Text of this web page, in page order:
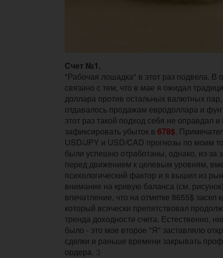
Счет №1.
"Рабочая лошадка" в этот раз подвела. В
связано с тем, что в мае я ожидал
доллара против остальных валютных
отдавалось продажам евродоллара и
этот раз такой подход себя не оправдал
зафиксировать убыток в 678$.
USD/JPY и USD/CAD прогнозы по моим
были успешно отработаны, однако, из-за
перед движением к целевым уровням,
психологический фактор и я вышел из
внимание на кривую баланса (см.
впечатление, что на отметке 8655$ засел
который всячески препятствовал
тренда доходности счета. Естественно,
было - это мое второе "Я" заставляло
сделки и раньше времени закрывать
ордера. :)